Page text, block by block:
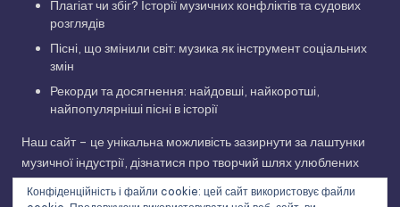
Плагіат чи збіг? Історії музичних конфліктів та судових
розглядів
Пісні, що змінили світ: музика як інструмент соціальних
змін
Рекорди та досягнення: найдовші, найкоротші,
найпопулярніші пісні в історії
Наш сайт – це унікальна можливість зазирнути за лаштунки
музичної індустрії, дізнатися про творчий шлях улюблених
виконавців та відкрити для себе нові грані улюблених
композицій. Приєднуйтесь до нашої музичної подорожі!
Конфіденційність і файли cookie: цей сайт використовує файли